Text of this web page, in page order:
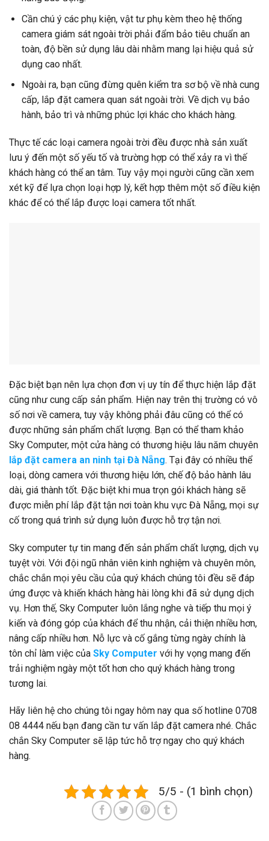
Cần chú ý các phụ kiện, vật tư phụ kèm theo hệ thống
camera giám sát ngoài trời phải đẩm bảo tiêu chuẩn an
toàn, độ bền sử dụng lâu dài nhằm mang lại hiệu quả sử
dụng cao nhất.
Ngoài ra, bạn cũng đừng quên kiểm tra sơ bộ về nhà cung
cấp, lắp đặt camera quan sát ngoài trời. Về dịch vụ bảo
hành, bảo trì và những phúc lợi khác cho khách hàng.
Thực tế các loại camera ngoài trời đều được nhà sản xuất
lưu ý đến một số yếu tố và trường hợp có thể xảy ra vì thế
khách hàng có thể an tâm. Tuy vậy mọi người cũng cần xem
xét kỹ để lựa chọn loại hợp lý, kết hợp thêm một số điều kiện
khác để có thể lắp được loại camera tốt nhất.
Đặc biệt bạn nên lựa chọn đơn vị uy tín để thực hiện lắp đặt
cũng như cung cấp sản phẩm. Hiện nay trên thị trường có vô
số nơi về camera, tuy vậy không phải đâu cũng có thể có
được những sản phẩm chất lượng. Bạn có thể tham khảo
Sky Computer, một cửa hàng có thương hiệu lâu năm chuyên
lắp đặt camera an ninh tại Đà Nẵng. Tại đây có nhiều thể
loại, dòng camera với thương hiệu lớn, chế độ bảo hành lâu
dài, giá thành tốt. Đặc biệt khi mua trọn gói khách hàng sẽ
được miễn phí lắp đặt tận nơi toàn khu vực Đà Nẵng, mọi sự
cố trong quá trình sử dụng luôn được hỗ trợ tận nơi.
Sky computer tự tin mang đến sản phẩm chất lượng, dịch vụ
tuyệt vời. Với đội ngũ nhân viên kinh nghiệm và chuyên môn,
chắc chắn mọi yêu cầu của quý khách chúng tôi đều sẽ đáp
ứng được và khiến khách hàng hài lòng khi đã sử dụng dịch
vụ. Hơn thế, Sky Computer luôn lắng nghe và tiếp thu mọi ý
kiến và đóng góp của khách để thu nhận, cải thiện nhiều hơn,
nâng cấp nhiều hơn. Nỗ lực và cố gắng từng ngày chính là
tôn chỉ làm việc của Sky Computer với hy vọng mang đến
trải nghiệm ngày một tốt hơn cho quý khách hàng trong
tương lai.
Hãy liên hệ cho chúng tôi ngay hôm nay qua số hotline 0708
08 4444 nếu bạn đang cần tư vấn lắp đặt camera nhé. Chắc
chắn Sky Computer sẽ lập tức hỗ trợ ngay cho quý khách
hàng.
5/5 - (1 bình chọn)